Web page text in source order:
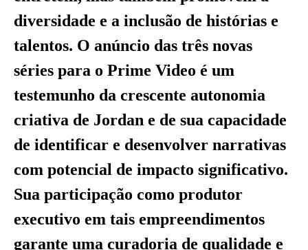
diversidade e a inclusão de histórias e
talentos. O anúncio das três novas
séries para o Prime Video é um
testemunho da crescente autonomia
criativa de Jordan e de sua capacidade
de identificar e desenvolver narrativas
com potencial de impacto significativo.
Sua participação como produtor
executivo em tais empreendimentos
garante uma curadoria de qualidade e